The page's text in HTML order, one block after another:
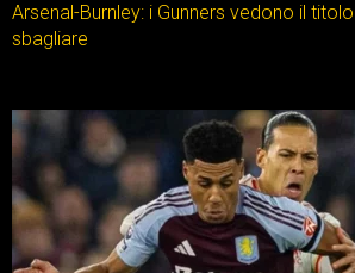
Arsenal-Burnley: i Gunners vedono il
sbagliare